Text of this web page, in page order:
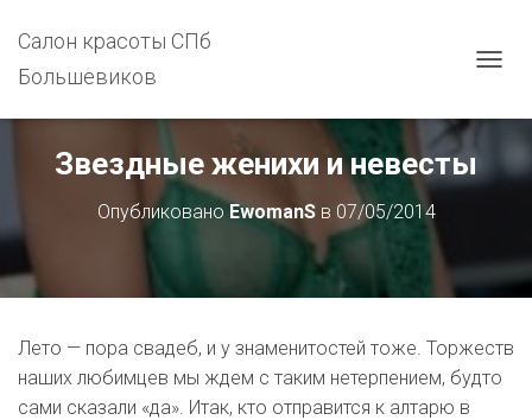
Салон красоты СПб
Большевиков
Р
Ь
А
В
Звездные женихи и невесты
Опубликовано EwomanSв 07/05/2014
Лето — пора свадеб, и у знаменитостей тоже. Торжеств
наших любимцев мы ждем с таким нетерпением, будто
сами сказали «да». Итак, кто отправится к алтарю в